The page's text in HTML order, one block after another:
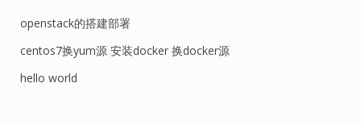
openstack的搭建部署
centos7换yum源 安装docker 换docker源
hello world